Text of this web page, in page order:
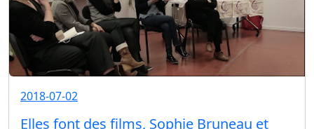
2018-07-02
Elles font des films, Sophie Bruneau et